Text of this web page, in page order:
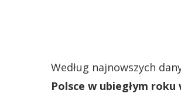
Według najnowszych
Polsce w ubiegłym roku